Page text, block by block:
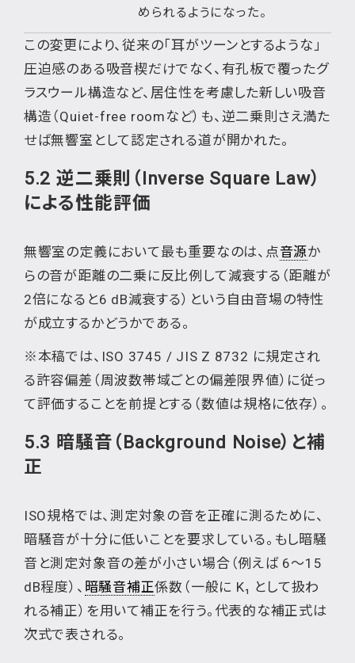
められるようになった。
この変更により、従来の「耳がツーンとするような」
圧迫感のある吸音楔だけでなく、有孔板で覆ったグ
ラスウール構造など、居住性を考慮した新しい吸音
構造（Quiet-free roomなど）も、逆二乗則さえ満た
せば無響室として認定される道が開かれた。
5.2 逆二乗則（Inverse Square Law）
による性能評価
無響室の定義において最も重要なのは、点音源か
らの音が距離の二乗に反比例して減衰する（距離が
2倍になると6 dB減衰する）という自由音場の特性
が成立するかどうかである。
※本稿では、ISO 3745 / JIS Z 8732 に規定され
る許容偏差（周波数帯域ごとの偏差限界値）に従っ
て評価することを前提とする（数値は規格に依存）。
5.3 暗騒音（Background Noise）と補
正
ISO規格では、測定対象の音を正確に測るために、
暗騒音が十分に低いことを要求している。もし暗騒
音と測定対象音の差が小さい場合（例えば 6～15
dB程度）、 暗騒音補正係数（一般に K₁ として扱わ
れる補正）を用いて補正を行う。代表的な補正式は
次式で表される。